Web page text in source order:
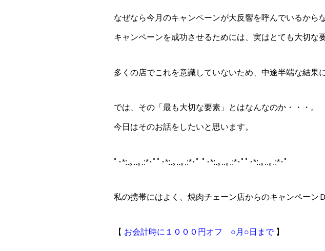
なぜなら今月のキャンペーンが大反響を呼んでいるから
キャンペーンを成功させるためには、実はとても大切な
多くの店でこれを意識していないため、中途半端な結果
では、その「最も大切な要素」とはなんなのか・・・。
今日はそのお話をしたいと思います。
ﾟ･*:.｡..｡.:*･ﾟﾟ･*:.｡..｡.:*･ﾟ ﾟ･*:.｡..｡.:*･ﾟﾟ･*:.｡..｡.:*･ﾟ
私の携帯にはよく、焼肉チェーン店からのキャンペーン
【 お会計時に１０００円オフ ○月○日まで】